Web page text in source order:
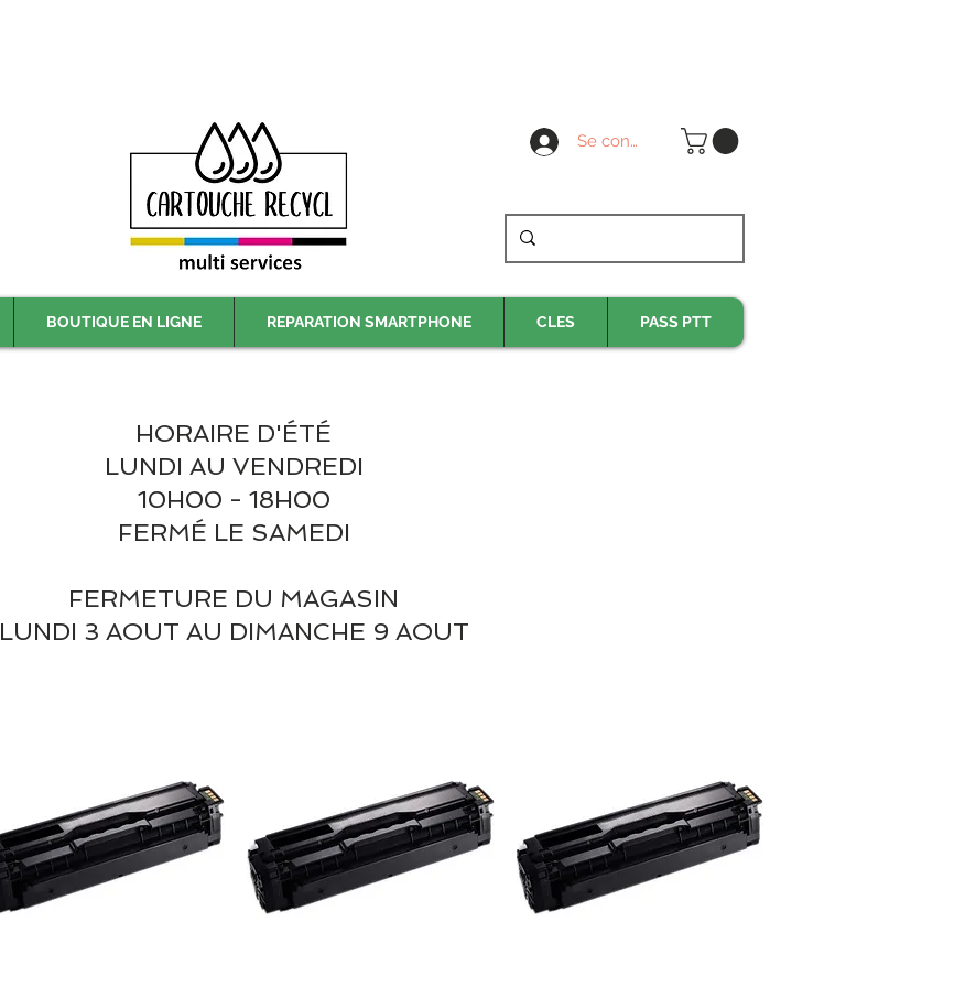
Se connecter
BOUTIQUE EN LIGNE REPARATION SMARTPHONE CLES PASS PTT
HORAIRE D'ÉTÉ
LUNDI AU VENDREDI
10H00 - 18H00
FERMÉ LE SAMEDI
FERMETURE DU MAGASIN
LUNDI 3 AOUT AU DIMANCHE 9 AOUT